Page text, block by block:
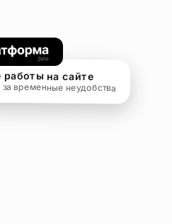
работы на сайте
временные неудобства